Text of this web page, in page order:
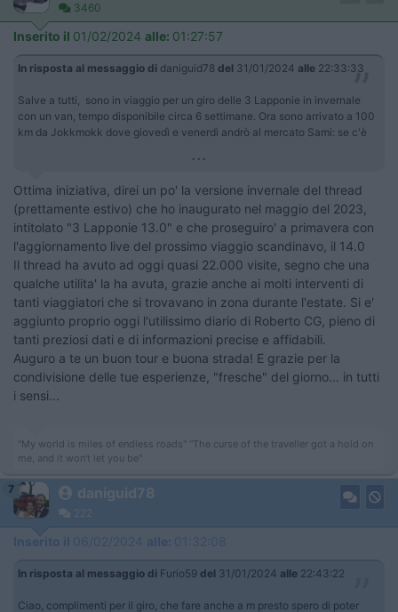
3460
Inserito il 01/02/2024 alle: 01:27:57
In risposta al messaggio di daniguid78 del 31/01/2024 alle 22:33:33
Salve a tutti, sono in viaggio per un giro delle 3 Lapponie in invernale
con un van, tempo disponibile circa 6 settimane. Ora sono arrivato a 100
km da Jokkmokk dove giovedì e venerdì andrò al mercato Sami: se c'è
...
Ottima iniziativa, direi un po' la versione invernale del thread
(prettamente estivo) che ho inaugurato nel maggio del 2023,
intitolato "3 Lapponie 13.0" e che proseguiro' a primavera con
l'aggiornamento live del prossimo viaggio scandinavo, il 14.0
Il thread ha avuto ad oggi quasi 22.000 visite, segno che una
qualche utilita' la ha avuta, grazie anche ai molti interventi di
tanti viaggiatori che si trovavano in zona durante l'estate. Si e'
aggiunto proprio oggi l'utilissimo diario di Roberto CG, pieno di
tanti preziosi dati e di informazioni precise e affidabili.
Auguro a te un buon tour e buona strada! E grazie per la
condivisione delle tue esperienze, "fresche" del giorno... in tutti
i sensi...
"My world is miles of endless roads" "The curse of the traveller got a hold on
me, and it won't let you be"
7 daniguid78
222
Inserito il 06/02/2024 alle: 01:32:08
In risposta al messaggio di Furio59 del 31/01/2024 alle 22:43:22
Ciao, complimenti per il giro, che fare anche a m presto spero di poter